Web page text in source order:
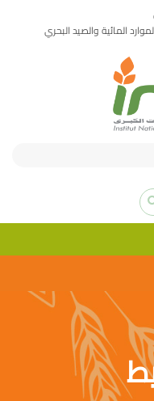
المائية والصيد البحري